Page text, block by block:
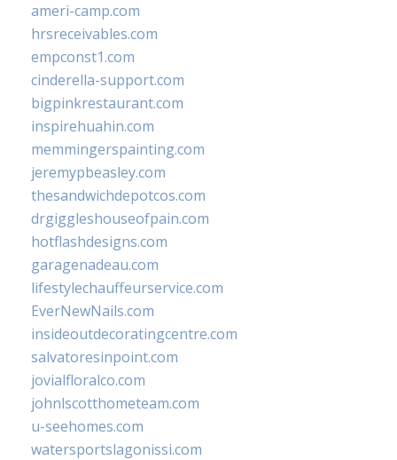
ameri-camp.com
hrsreceivables.com
empconst1.com
cinderella-support.com
bigpinkrestaurant.com
inspirehuahin.com
memmingerspainting.com
jeremypbeasley.com
thesandwichdepotcos.com
drgiggleshouseofpain.com
hotflashdesigns.com
garagenadeau.com
lifestylechauffeurservice.com
EverNewNails.com
insideoutdecoratingcentre.com
salvatoresinpoint.com
jovialfloralco.com
johnlscotthometeam.com
u-seehomes.com
watersportslagonissi.com